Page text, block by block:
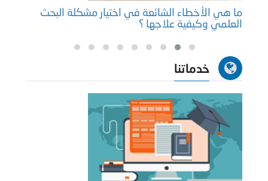
ما هي الأخطاء الشائعة في اختيار مشكلة البحث
العلمي وكيفية علاجها ؟
خدماتنا